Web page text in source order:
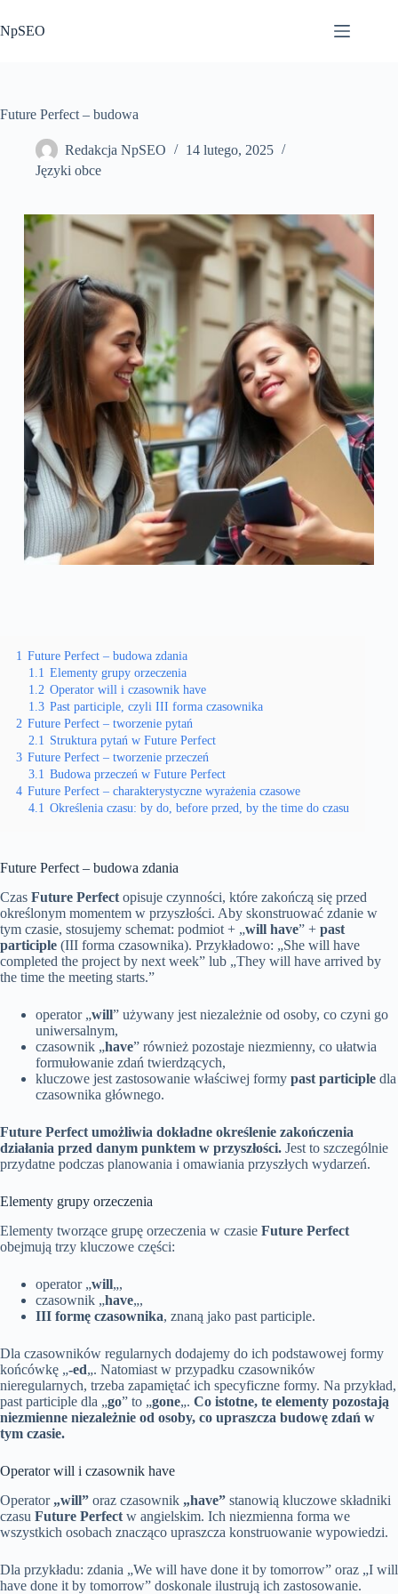
do
treści
NpSEO
Future Perfect – budowa
Redakcja NpSEO
14 lutego, 2025
Języki obce
1 Future Perfect – budowa zdania
1.1 Elementy grupy orzeczenia
1.2 Operator will i czasownik have
1.3 Past participle, czyli III forma czasownika
2 Future Perfect – tworzenie pytań
2.1 Struktura pytań w Future Perfect
3 Future Perfect – tworzenie przeczeń
3.1 Budowa przeczeń w Future Perfect
4 Future Perfect – charakterystyczne wyrażenia czasowe
4.1 Określenia czasu: by do, before przed, by the time do czasu
Future Perfect – budowa zdania
Czas Future Perfect opisuje czynności, które zakończą się przed
określonym momentem w przyszłości. Aby skonstruować zdanie w
tym czasie, stosujemy schemat: podmiot + „will have” + past
participle (III forma czasownika). Przykładowo: „She will have
completed the project by next week” lub „They will have arrived by
the time the meeting starts.”
operator „will” używany jest niezależnie od osoby, co czyni go
uniwersalnym,
czasownik „have” również pozostaje niezmienny, co ułatwia
formułowanie zdań twierdzących,
kluczowe jest zastosowanie właściwej formy past participle dla
czasownika głównego.
Future Perfect umożliwia dokładne określenie zakończenia
działania przed danym punktem w przyszłości. Jest to szczególnie
przydatne podczas planowania i omawiania przyszłych wydarzeń.
Elementy grupy orzeczenia
Elementy tworzące grupę orzeczenia w czasie Future Perfect
obejmują trzy kluczowe części:
operator „will„,
czasownik „have„,
III formę czasownika, znaną jako past participle.
Dla czasowników regularnych dodajemy do ich podstawowej formy
końcówkę „-ed„. Natomiast w przypadku czasowników
nieregularnych, trzeba zapamiętać ich specyficzne formy. Na przykład,
past participle dla „go” to „gone„. Co istotne, te elementy pozostają
niezmienne niezależnie od osoby, co upraszcza budowę zdań w
tym czasie.
Operator will i czasownik have
Operator „will” oraz czasownik „have” stanowią kluczowe składniki
czasu Future Perfect w angielskim. Ich niezmienna forma we
wszystkich osobach znacząco upraszcza konstruowanie wypowiedzi.
Dla przykładu: zdania „We will have done it by tomorrow” oraz „I will
have done it by tomorrow” doskonale ilustrują ich zastosowanie.